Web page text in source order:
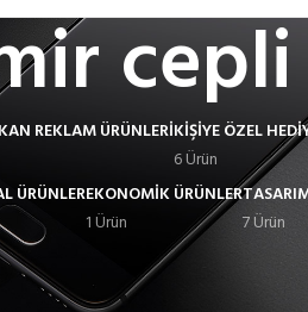
REKLAM ÜRÜNLERIKIŞIYE ÖZEL
6 Ürün
ÜRÜNLEREKONOMIK ÜRÜNLER
1 Ürün
7 Ürün